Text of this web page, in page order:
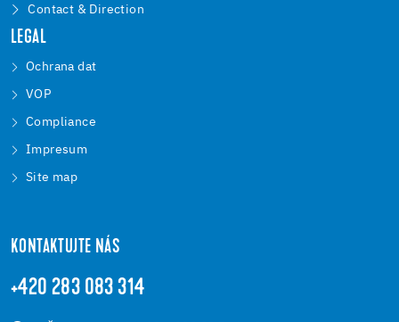
Contact & Direction
LEGAL
Ochrana dat
VOP
Compliance
Impresum
Site map
KONTAKTUJTE NÁS
+420 283 083 314